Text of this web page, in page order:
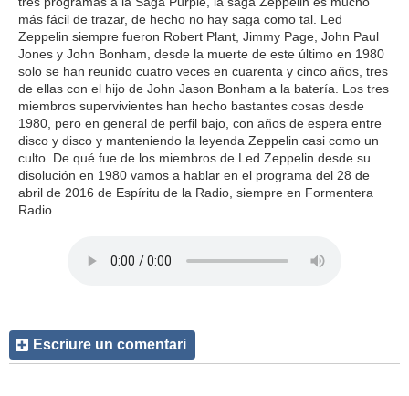
más fácil de trazar, de hecho no hay saga como tal. Led
Zeppelin siempre fueron Robert Plant, Jimmy Page, John Paul
Jones y John Bonham, desde la muerte de este último en 1980
solo se han reunido cuatro veces en cuarenta y cinco años, tres
de ellas con el hijo de John Jason Bonham a la batería. Los tres
miembros supervivientes han hecho bastantes cosas desde
1980, pero en general de perfil bajo, con años de espera entre
disco y disco y manteniendo la leyenda Zeppelin casi como un
culto. De qué fue de los miembros de Led Zeppelin desde su
disolución en 1980 vamos a hablar en el programa del 28 de
abril de 2016 de Espíritu de la Radio, siempre en Formentera
Radio.
Escriure un comentari